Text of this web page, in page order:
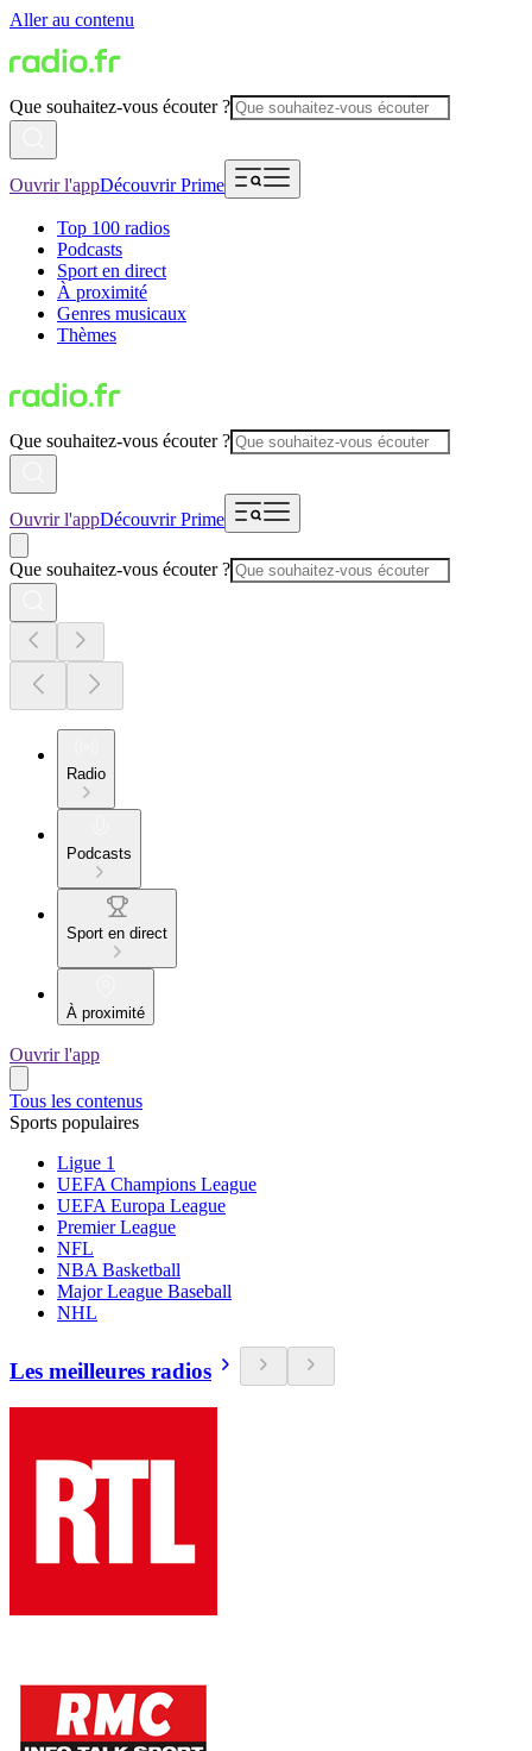
Aller au contenu
Que souhaitez-vous écouter ?
Ouvrir l'appDécouvrir Prime
Top 100 radios
Podcasts
Sport en direct
À proximité
Genres musicaux
Thèmes
Que souhaitez-vous écouter ?
Ouvrir l'appDécouvrir Prime
Que souhaitez-vous écouter ?
Radio
Podcasts
Sport en direct
À proximité
Ouvrir l'app
Tous les contenus
Sports populaires
Ligue 1
UEFA Champions League
UEFA Europa League
Premier League
NFL
NBA Basketball
Major League Baseball
NHL
Les meilleures radios